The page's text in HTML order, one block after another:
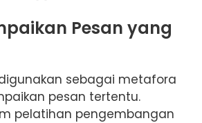
Pesan yang
sebagai metafora
pesan tertentu.
pelatihan pengembangan